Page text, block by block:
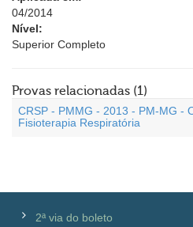
04/2014
Nível:
Superior Completo
Provas relacionadas (1)
CRSP - PMMG - 2013 - PM-MG -
Fisioterapia Respiratória
2ª via do boleto